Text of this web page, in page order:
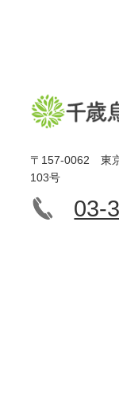
〒157-0062 東
103号
03-